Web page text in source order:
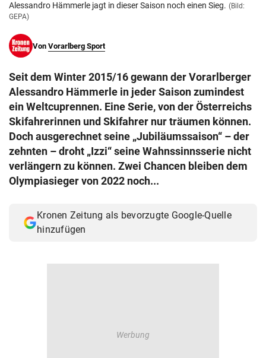
Alessandro Hämmerle jagt in dieser Saison noch einen Sieg. (Bild:
GEPA)
Von Vorarlberg Sport
Seit dem Winter 2015/16 gewann der Vorarlberger
Alessandro Hämmerle in jeder Saison zumindest
ein Weltcuprennen. Eine Serie, von der Österreichs
Skifahrerinnen und Skifahrer nur träumen können.
Doch ausgerechnet seine „Jubiläumssaison“ – der
zehnten – droht „Izzi“ seine Wahnssinnsserie nicht
verlängern zu können. Zwei Chancen bleiben dem
Olympiasieger von 2022 noch...
Kronen Zeitung als bevorzugte Google-Quelle
hinzufügen